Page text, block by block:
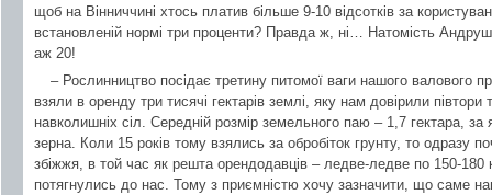
щоб на Вінниччині хтось платив більше 9-10 відсотків за
встановленій нормі три проценти? Правда ж, ні… Натомість
аж 20!
– Рослинництво посідає третину питомої ваги нашого валового
взяли в оренду три тисячі гектарів землі, яку нам довірили півтори
навколишніх сіл. Середній розмір земельного паю – 1,7 гектара,
зерна. Коли 15 років тому взялись за обробіток грунту, то одразу
збіжжя, в той час як решта орендодавців – ледве-ледве по 150-
потягнулись до нас. Тому з приємністю хочу зазначити, що саме